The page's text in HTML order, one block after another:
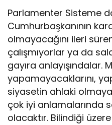
Parlamenter Sisteme
Cumhurbaşkanının
olmayacağını ileri
çalışmıyorlar ya da
gayıra anlayışındalar.
yapamayacaklarını,
siyasetin ahlaki
çok iyi anlamalarında
olacaktır. Bilindiği